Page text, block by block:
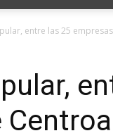
entre las 25